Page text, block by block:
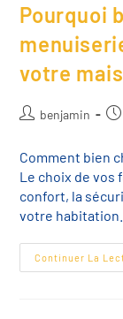
Pourquoi
votre
benjamin
Comment bien
Le choix de vos
confort, la
votre
Continuer La